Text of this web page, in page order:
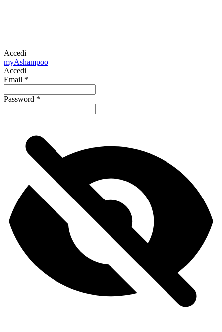
Accedi
myAshampoo
Accedi
Email *
Password *